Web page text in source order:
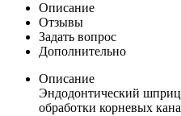
Описание
Отзывы
Задать вопрос
Дополнительно
Описание
Эндодонтический шприц
обработки корневых